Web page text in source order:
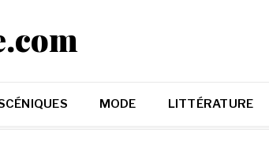
MODE LITTÉRATURE